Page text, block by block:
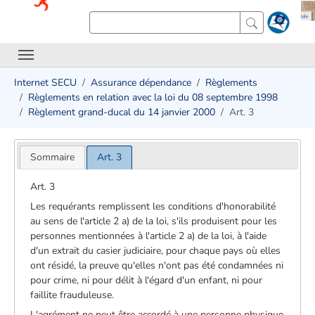
Internet SECU Assurance dépendance
Règlements
Règlements en relation avec la loi du 08 septembre 1998
Règlement grand-ducal du 14 janvier 2000
Art. 3
Sommaire Art. 3
Art. 3
Les requérants remplissent les conditions d'honorabilité
au sens de l'article 2 a) de la loi, s'ils produisent pour les
personnes mentionnées à l'article 2 a) de la loi, à l'aide
d'un extrait du casier judiciaire, pour chaque pays où elles
ont résidé, la preuve qu'elles n'ont pas été condamnées ni
pour crime, ni pour délit à l'égard d'un enfant, ni pour
faillite frauduleuse.